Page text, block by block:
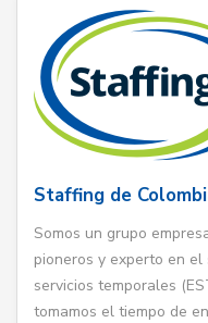
Staffing de
Somos un grupo
pioneros y experto en
servicios temporales
tomamos el tiempo de